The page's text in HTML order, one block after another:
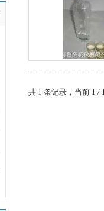
共 1 条记录，当前 1